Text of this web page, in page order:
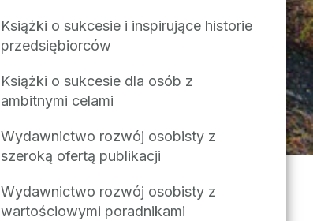
Książki o sukcesie i inspirujące historie
przedsiębiorców
Książki o sukcesie dla osób z
ambitnymi celami
Wydawnictwo rozwój osobisty z
szeroką ofertą publikacji
Wydawnictwo rozwój osobisty z
wartościowymi poradnikami